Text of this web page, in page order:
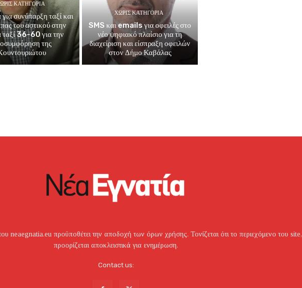
ΚΑΤΗΓΟΡΊΑ
συνύπαρξη ταξί και
του αστικού στην
ταξί 36-60 για την
της
ΧΩΡΊΣ ΚΑΤΗΓΟΡΊΑ
SMS και emails για οφειλές στο
νέο ψηφιακό πλαίσιο για τη
διαχείριση και είσπραξη οφειλών
στον Δήμο Καβάλας
neaegnatia.eu προϋποθέτει την αποδοχή των όρων χρήσης. Τονίζεται ότι το περιεχόμενο του site,
προορίζεται αποκλειστικά για ενημέρωση.
Contact us: